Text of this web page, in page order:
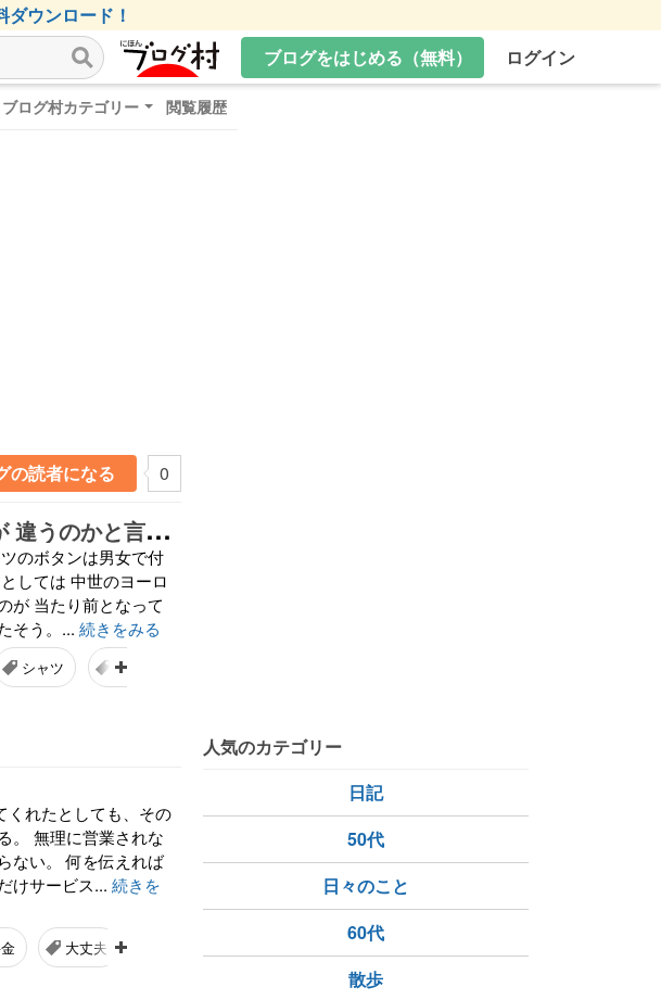
ウンロード！
ブログをはじめる（無料）
ログイン
ブログ村カテゴリー 閲覧履歴
の読者になる 0
何
故シャツのボタンは男女で付けられた位置が 違うのかと言うこと
のボタンは男女で付
しては 中世のヨーロ
が 当たり前となって
そう。... 続きをみる
シャツ 男女
くれたとしても、その
。 無理に営業されな
ない。 何を伝えれば
けサービス... 続きを
大丈夫
人気のカテゴリー
日記
50代
日々のこと
60代
散歩